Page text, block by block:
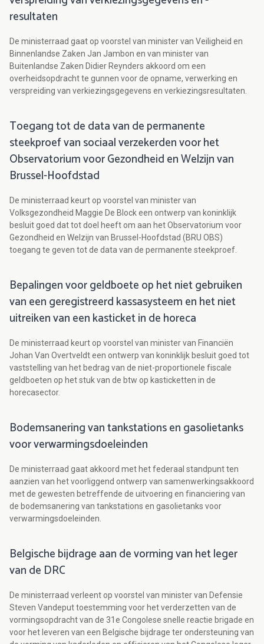
resultaten
De ministerraad gaat op voorstel van minister van Veiligheid en
Binnenlandse Zaken Jan Jambon en van minister van
Buitenlandse Zaken Didier Reynders akkoord om een
overheidsopdracht te gunnen voor de opname, verwerking en
verspreiding van verkiezingsgegevens en verkiezingsresultaten.
Toegang tot de data van de permanente
steekproef van sociaal verzekerden voor het
Observatorium voor Gezondheid en Welzijn van
Brussel-Hoofdstad
De ministerraad keurt op voorstel van minister van
Volksgezondheid Maggie De Block een ontwerp van koninklijk
besluit goed dat tot doel heeft om aan het Observatorium voor
Gezondheid en Welzijn van Brussel-Hoofdstad (BRU OBS)
toegang te geven tot de data van de permanente steekproef.
Bepalingen voor geldboete op het niet gebruiken
van een geregistreerd kassasysteem en het niet
uitreiken van een kasticket in de horeca
De ministerraad keurt op voorstel van minister van Financiën
Johan Van Overtveldt een ontwerp van koninklijk besluit goed tot
vaststelling van het bedrag van de niet-proportionele fiscale
geldboeten op het stuk van de btw op kasticketten in de
horecasector.
Bodemsanering van tankstations en gasolietanks
voor verwarmingsdoeleinden
De ministerraad gaat akkoord met het federaal standpunt ten
aanzien van het voorliggend ontwerp van samenwerkingsakkoord
met de gewesten betreffende de uitvoering en financiering van
de bodemsanering van tankstations en gasolietanks voor
verwarmingsdoeleinden.
Belgische bijdrage aan de vorming van het leger
van de DRC
De ministerraad verleent op voorstel van minister van Defensie
Steven Vandeput toestemming voor het verderzetten van de
vormingsopdracht van de 31e Congolese snelle reactie brigade en
voor het leveren van een Belgische bijdrage ter ondersteuning van